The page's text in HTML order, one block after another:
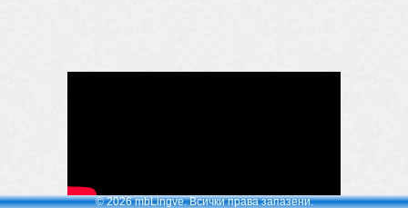
© 2026 mbLingve. Всички права запазени.